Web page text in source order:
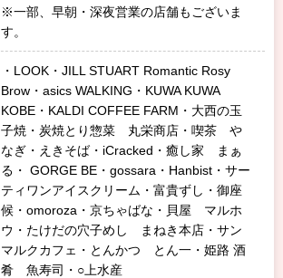
※一部、早朝・深夜営業の店舗もございま
す。
・LOOK・JILL STUART Romantic Rosy
Brow・asics WALKING・KUWA KUWA
KOBE・KALDI COFFEE FARM・大西の玉
子焼・炭焼とり惣菜 丸栄商店・喫茶 や
なぎ・えきそば・iCracked・癒し家 まぁ
る・ GORGE BE・gossara・Hanbist・サー
ティワンアイスクリーム・富貴ずし・御座
候・omoroza・京ちゃばな・貝屋 マルホ
ウ・たけだの穴子めし まねき本店・サン
マルクカフェ・とんかつ とん一・姫路 酒
肴 魚寿司・○上水産